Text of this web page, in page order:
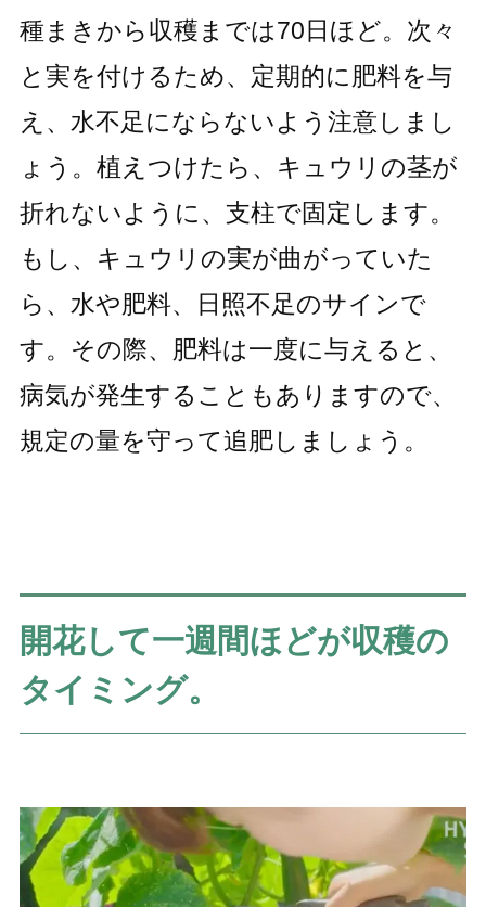
種まきから収穫までは70日ほど。次々
と実を付けるため、定期的に肥料を与
え、水不足にならないよう注意しまし
ょう。植えつけたら、キュウリの茎が
折れないように、支柱で固定します。
もし、キュウリの実が曲がっていた
ら、水や肥料、日照不足のサインで
す。その際、肥料は一度に与えると、
病気が発生することもありますので、
規定の量を守って追肥しましょう。
開花して一週間ほどが収穫の
タイミング。